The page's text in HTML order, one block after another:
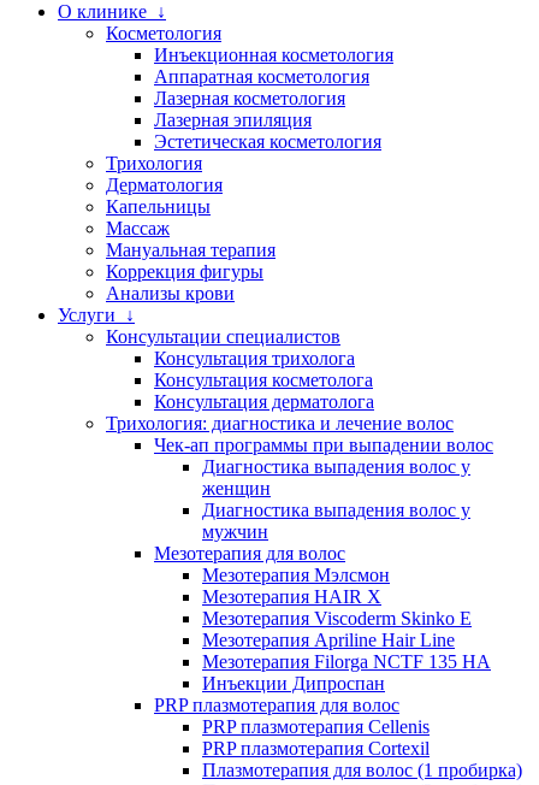
О клинике ↓
Косметология
Инъекционная косметология
Аппаратная косметология
Лазерная косметология
Лазерная эпиляция
Эстетическая косметология
Трихология
Дерматология
Капельницы
Массаж
Мануальная терапия
Коррекция фигуры
Анализы крови
Услуги ↓
Консультации специалистов
Консультация трихолога
Консультация косметолога
Консультация дерматолога
Трихология: диагностика и лечение волос
Чек-ап программы при выпадении волос
Диагностика выпадения волос у
женщин
Диагностика выпадения волос у
мужчин
Мезотерапия для волос
Мезотерапия Мэлсмон
Мезотерапия HAIR X
Мезотерапия Viscoderm Skinko E
Мезотерапия Apriline Hair Line
Мезотерапия Filorga NCTF 135 HA
Инъекции Дипроспан
PRP плазмотерапия для волос
PRP плазмотерапия Cellenis
PRP плазмотерапия Cortexil
Плазмотерапия для волос (1 пробирка)